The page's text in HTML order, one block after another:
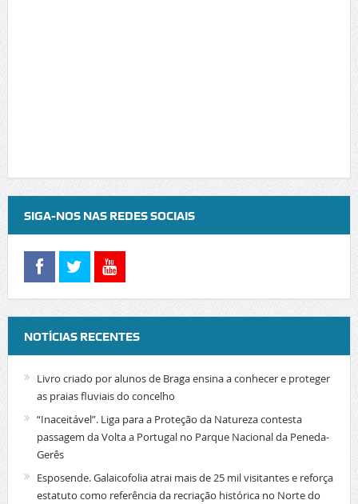
SIGA-NOS NAS REDES SOCIAIS
NOTÍCIAS RECENTES
Livro criado por alunos de Braga ensina a conhecer e proteger
as praias fluviais do concelho
“Inaceitável”. Liga para a Proteção da Natureza contesta
passagem da Volta a Portugal no Parque Nacional da Peneda-
Gerês
Esposende. Galaicofolia atrai mais de 25 mil visitantes e reforça
estatuto como referência da recriação histórica no Norte do